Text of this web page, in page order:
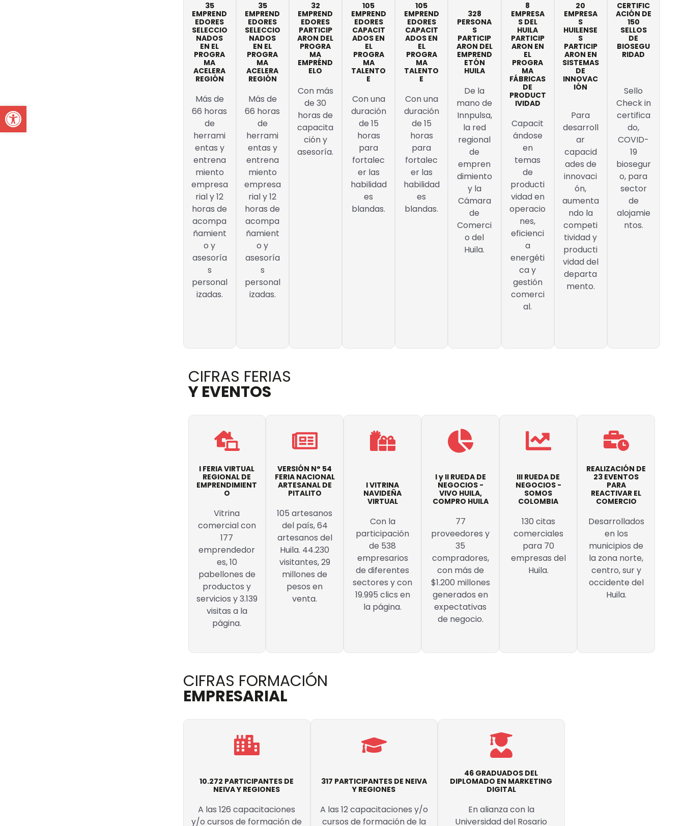
Open toolbar
35
EMPREND
EDORES
SELECCIO
NADOS
EN EL
PROGRA
MA
ACELERA
REGIÓN
Más de
66 horas
de
herrami
entas y
entrena
miento
empresa
rial y 12
horas de
acompa
ñamient
o y
asesoría
s
personal
izadas.
35
EMPREND
EDORES
SELECCIO
NADOS
EN EL
PROGRA
MA
ACELERA
REGIÓN
Más de
66 horas
de
herrami
entas y
entrena
miento
empresa
rial y 12
horas de
acompa
ñamient
o y
asesoría
s
personal
izadas.
32
EMPREND
EDORES
PARTICIP
ARON DEL
PROGRA
MA
EMPRÉND
ELO
Con más
de 30
horas de
capacita
ción y
asesoría.
105
EMPREND
EDORES
CAPACIT
ADOS EN
EL
PROGRA
MA
TALENTO
E
Con una
duración
de 15
horas
para
fortalec
er las
habilidad
es
blandas.
105
EMPREND
EDORES
CAPACIT
ADOS EN
EL
PROGRA
MA
TALENTO
E
Con una
duración
de 15
horas
para
fortalec
er las
habilidad
es
blandas.
328
PERSONA
S
PARTICIP
ARON DEL
EMPREND
ETÓN
HUILA
De la
mano de
Innpulsa,
la red
regional
de
empren
dimiento
y la
Cámara
de
Comerci
o del
Huila.
8
EMPRESA
S DEL
HUILA
PARTICIP
ARON EN
EL
PROGRA
MA
FÁBRICAS
DE
PRODUCT
IVIDAD
Capacit
ándose
en
temas
de
producti
vidad en
operacio
nes,
eficienci
a
energéti
ca y
gestión
comerci
al.
20
EMPRESA
S
HUILENSE
S
PARTICIP
ARON EN
SISTEMAS
DE
INNOVAC
IÓN
Para
desarroll
ar
capacid
ades de
innovaci
ón,
aumenta
ndo la
competi
tividad y
producti
vidad del
departa
mento.
CERTIFIC
ACIÓN DE
150
SELLOS
DE
BIOSEGU
RIDAD
Sello
Check in
certifica
do,
COVID-
19
biosegur
o, para
sector
de
alojamie
ntos.
CIFRAS FERIAS
Y EVENTOS
I FERIA VIRTUAL
REGIONAL DE
EMPRENDIMIENT
O
Vitrina
comercial con
177
emprendedor
es, 10
pabellones de
productos y
servicios y 3.139
visitas a la
página.
VERSIÓN N° 54
FERIA NACIONAL
ARTESANAL DE
PITALITO
105 artesanos
del país, 64
artesanos del
Huila. 44.230
visitantes, 29
millones de
pesos en
venta.
I VITRINA
NAVIDEÑA
VIRTUAL
Con la
participación
de 538
empresarios
de diferentes
sectores y con
19.995 clics en
la página.
I y II RUEDA DE
NEGOCIOS -
VIVO HUILA,
COMPRO HUILA
77
proveedores y
35
compradores,
con más de
$1.200 millones
generados en
expectativas
de negocio.
III RUEDA DE
NEGOCIOS -
SOMOS
COLOMBIA
130 citas
comerciales
para 70
empresas del
Huila.
REALIZACIÓN DE
23 EVENTOS
PARA
REACTIVAR EL
COMERCIO
Desarrollados
en los
municipios de
la zona norte,
centro, sur y
occidente del
Huila.
CIFRAS FORMACIÓN
EMPRESARIAL
10.272 PARTICIPANTES DE
NEIVA Y REGIONES
A las 126 capacitaciones
y/o cursos de formación de
317 PARTICIPANTES DE NEIVA
Y REGIONES
A las 12 capacitaciones y/o
cursos de formación de la
46 GRADUADOS DEL
DIPLOMADO EN MARKETING
DIGITAL
En alianza con la
Universidad del Rosario